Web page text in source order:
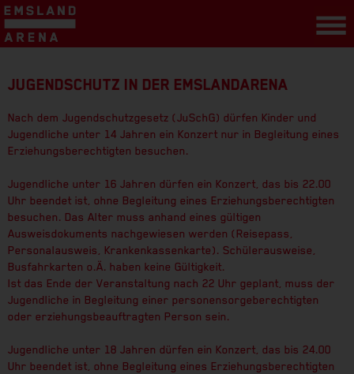
JUGENDSCHUTZ IN DER EMSLANDARENA
Nach dem Jugendschutzgesetz (JuSchG) dürfen Kinder und
Jugendliche unter 14 Jahren ein Konzert nur in Begleitung eines
Erziehungsberechtigten besuchen.
Jugendliche unter 16 Jahren dürfen ein Konzert, das bis 22.00
Uhr beendet ist, ohne Begleitung eines Erziehungsberechtigten
besuchen. Das Alter muss anhand eines gültigen
Ausweisdokuments nachgewiesen werden (Reisepass,
Personalausweis, Krankenkassenkarte). Schülerausweise,
Busfahrkarten o.Ä. haben keine Gültigkeit.
Ist das Ende der Veranstaltung nach 22 Uhr geplant, muss der
Jugendliche in Begleitung einer personensorgeberechtigten
oder erziehungsbeauftragten Person sein.
Jugendliche unter 18 Jahren dürfen ein Konzert, das bis 24.00
Uhr beendet ist, ohne Begleitung eines Erziehungsberechtigten